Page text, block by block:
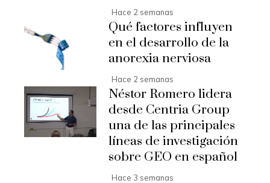
Hace 2 semanas
Qué factores influyen
en el desarrollo de la
anorexia nerviosa
Hace 2 semanas
Néstor Romero lidera
desde Centria Group
una de las principales
líneas de investigación
sobre GEO en español
Hace 3 semanas